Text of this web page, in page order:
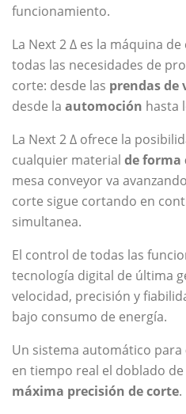
funcionamiento.
La Next 2 Δ es la máquina
todas las necesidades de
corte: desde las prendas de
desde la automoción hasta
La Next 2 Δ ofrece la
cualquier material de
mesa conveyor va
corte sigue cortando en
simultanea.
El control de todas las
tecnología digital de última
velocidad, precisión y
bajo consumo de energía.
Un sistema automático para
en tiempo real el doblado
máxima precisión de corte.